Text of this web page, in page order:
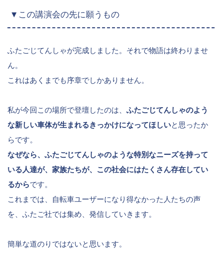
▼この講演会の先に願うもの
ふたごじてんしゃが完成しました。それで物語は終わりませ
ん。
これはあくまでも序章でしかありません。
私が今回この場所で登壇したのは、 ふたごじてんしゃのよう
な新しい車体が生まれるきっかけになってほしいと思ったか
らです。
なぜなら、ふたごじてんしゃのような特別なニーズを持って
いる人達が、家族たちが、この社会にはたくさん存在してい
るからです。
これまでは、自転車ユーザーになり得なかった人たちの声
を、ふたご社では集め、発信していきます。
簡単な道のりではないと思います。